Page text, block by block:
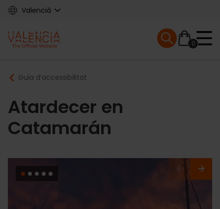
Skip
content
Valencià
Main
navigation
0
Mobile menu
Breadcrumb
Guia d’accessibilitat
Atardecer en
Catamarán